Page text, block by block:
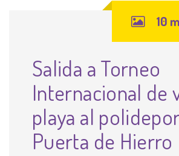
10
Salida a Torneo
Internacional de
playa al
Puerta de Hierro